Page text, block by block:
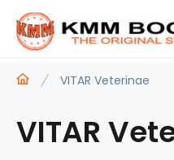
VITAR Veterinae
VITAR